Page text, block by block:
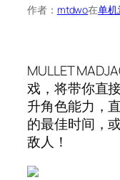
作者： mtdwo在单
MULLET
戏，将带你直
升角色能力，
的最佳时间，
敌人！